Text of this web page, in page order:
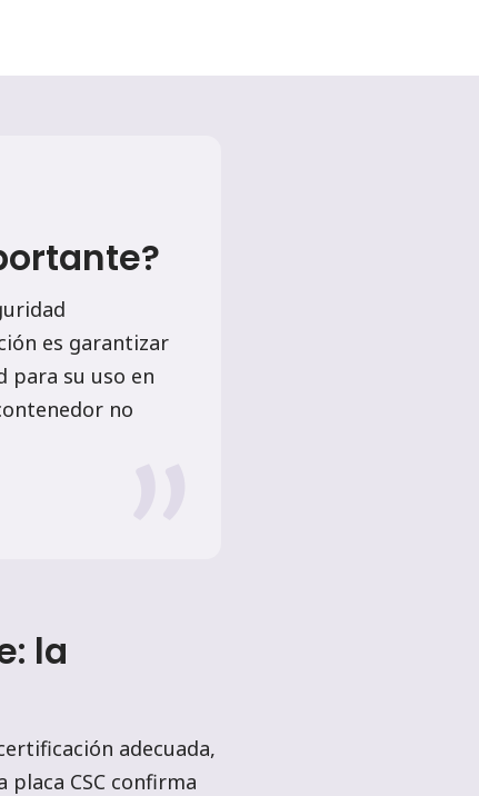
es garantizar
para su uso en
no
la
adecuada,
CSC confirma